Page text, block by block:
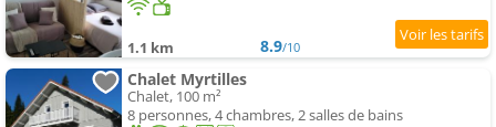
1.1 km 8.9/10
Chalet Myrtilles
Chalet, 100 m²
8 personnes, 4 chambres, 2 salles de bains